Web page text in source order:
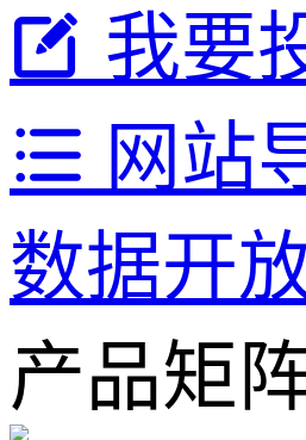
我要
网站
数据开
产品矩